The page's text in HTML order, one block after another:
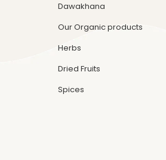
Dawakhana
Our Organic products
Herbs
Dried Fruits
Spices